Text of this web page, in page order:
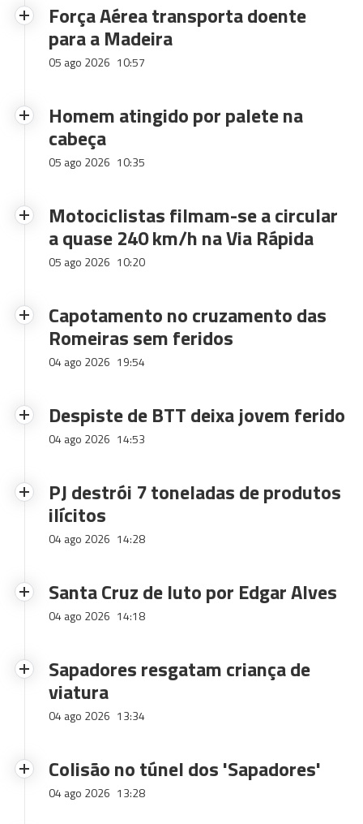
Força Aérea transporta doente
para a Madeira
05 ago 2026 10:57
Homem atingido por palete na
cabeça
05 ago 2026 10:35
Motociclistas filmam-se a circular
a quase 240 km/h na Via Rápida
05 ago 2026 10:20
Capotamento no cruzamento das
Romeiras sem feridos
04 ago 2026 19:54
Despiste de BTT deixa jovem ferido
04 ago 2026 14:53
PJ destrói 7 toneladas de produtos
ilícitos
04 ago 2026 14:28
Santa Cruz de luto por Edgar Alves
04 ago 2026 14:18
Sapadores resgatam criança de
viatura
04 ago 2026 13:34
Colisão no túnel dos 'Sapadores'
04 ago 2026 13:28